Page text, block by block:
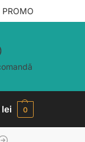
PROMO
lei 0